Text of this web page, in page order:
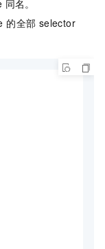
名。
的全部 selector